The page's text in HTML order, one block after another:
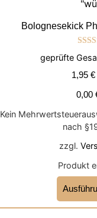
Bolognesekick
geprüfte
1,95 €
0,00
Kein
nach
zzgl.
Produkt